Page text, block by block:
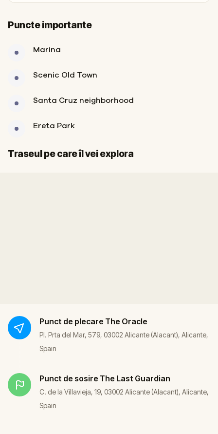
Puncte importante
Marina
Scenic Old Town
Santa Cruz neighborhood
Ereta Park
Traseul pe care îl vei explora
Start
Sosire
Punct de plecare The Oracle
Pl. Prta del Mar, 579, 03002 Alicante (Alacant), Alicante,
Spain
Punct de sosire The Last Guardian
C. de la Villavieja, 19, 03002 Alicante (Alacant), Alicante,
Spain